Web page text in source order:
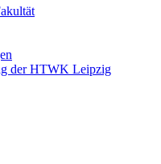
der HTWK Leipzig